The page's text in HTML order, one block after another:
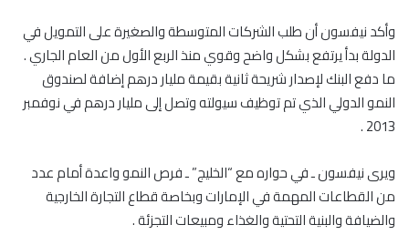
وأكد نيفسون أن طلب الشركات المتوسطة والصغيرة على التمويل في
الدولة بدأ يرتفع بشكل واضح وقوي منذ الربع الأول من العام الجاري .
ما دفع البنك لإصدار شريحة ثانية بقيمة مليار درهم إضافة لصندوق
النمو الدولي الذي تم توظيف سيولته وتصل إلى مليار درهم في نوفمبر
2013 .
ويرى نيفسون ـ في حواره مع “الخليج” ـ فرص النمو واعدة أمام عدد
من القطاعات المهمة في الإمارات وبخاصة قطاع التجارة الخارجية
والضيافة والبنية التحتية والغذاء ومبيعات التجزئة .